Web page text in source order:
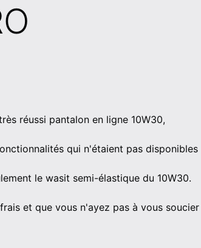
réussi pantalon en ligne 10W30,
qui n'étaient pas disponibles
le wasit semi-élastique du 10W30.
et que vous n'ayez pas à vous soucier